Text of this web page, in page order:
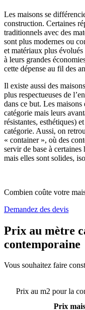
Les maisons se
construction. Certaines
traditionnels avec des
sont plus modernes ou
et matériaux plus
à leurs grandes
cette dépense au fil des
Il existe aussi des
plus respectueuses de
dans ce but. Les maisons
catégorie mais leurs
résistantes, esthétiques)
catégorie. Aussi, on
« container », où des
servir de base à
mais elles sont solides,
Combien coûte votre
Demandez des devis
Prix au mètre
contemporaine
Vous souhaitez faire
Prix au m2 pour la
Prix